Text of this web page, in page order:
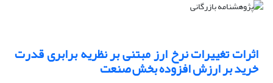
اثرات تغییرات نرخ ارز مبتنی بر نظریه برابری قدرت
خرید بر ارزش افزوده بخش صنعت